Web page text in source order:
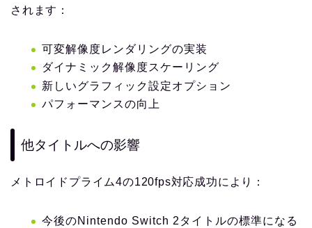
されます：
可変解像度レンダリングの実装
ダイナミック解像度スケーリング
新しいグラフィック設定オプション
パフォーマンスの向上
他タイトルへの影響
メトロイドプライム4の120fps対応成功により：
今後のNintendo Switch 2タイトルの標準になる